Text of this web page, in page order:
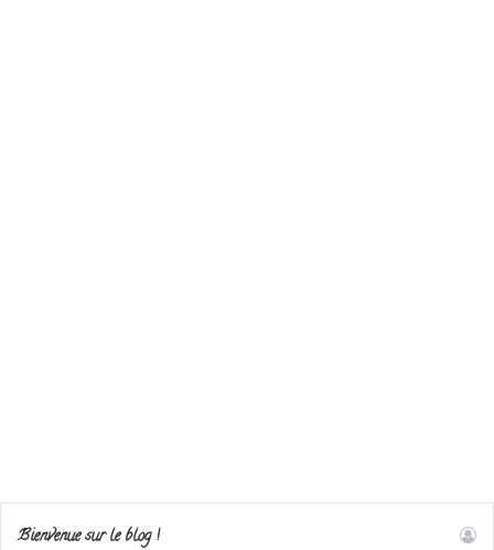
Bienvenue sur le blog !